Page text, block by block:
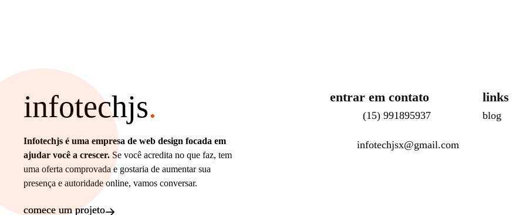
infotechjs.
Infotechjs é uma empresa de web design focada em
ajudar você a crescer. Se você acredita no que faz, tem
uma oferta comprovada e gostaria de aumentar sua
presença e autoridade online, vamos conversar.
comece um projeto
entrar em contato
(15) 991895937
infotechjsx@gmail.com
links
blog